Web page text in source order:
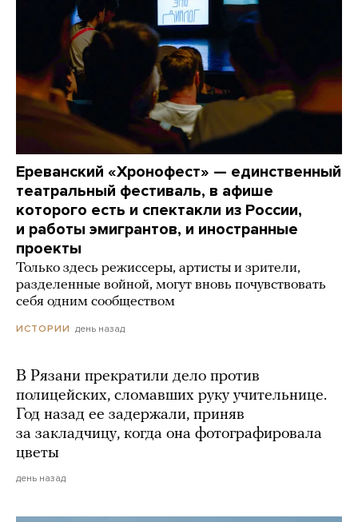
Ереванский «Хронофест» — единственный
театральный фестиваль, в афише
которого есть и спектакли из России,
и работы эмигрантов, и иностранные
проекты
Только здесь режиссеры, артисты и зрители,
разделенные войной, могут вновь почувствовать
себя одним сообществом
ИСТОРИИ день назад
В Рязани прекратили дело против
полицейских, сломавших руку учительнице.
Год назад ее задержали, приняв
за закладчицу, когда она фотографировала
цветы
день назад